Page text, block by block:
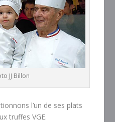
JJ Billon
l’un de ses plats
truffes VGE.